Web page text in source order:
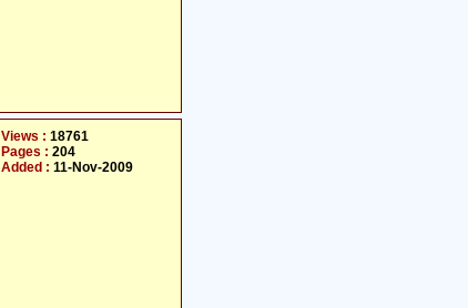
Views : 18761
Pages : 204
Added : 11-Nov-2009